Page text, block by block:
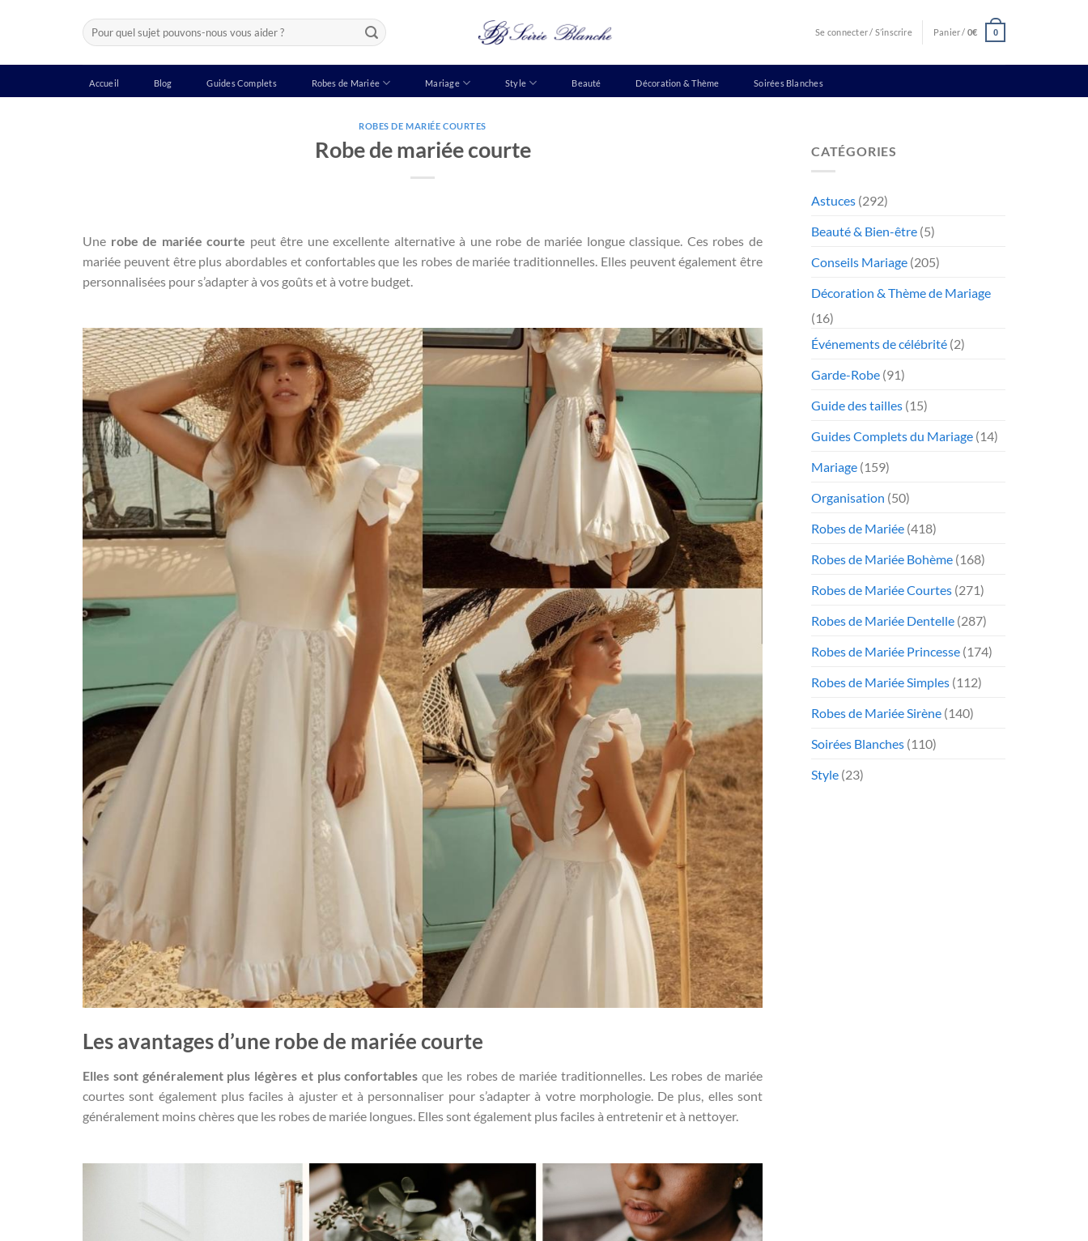
Recherche
pour :
Se connecter / S’inscrire Panier / 0€ 0
Accueil Blog Guides Complets Robes de Mariée Mariage Style Beauté Décoration & Thème Soirées Blanches
ROBES DE MARIÉE COURTES
Robe de mariée courte
Une robe de mariée courte peut être une excellente alternative à une robe de mariée longue classique. Ces robes de
mariée peuvent être plus abordables et confortables que les robes de mariée traditionnelles. Elles peuvent également être
personnalisées pour s’adapter à vos goûts et à votre budget.
Les avantages d’une robe de mariée courte
Elles sont généralement plus légères et plus confortables que les robes de mariée traditionnelles. Les robes de mariée
courtes sont également plus faciles à ajuster et à personnaliser pour s’adapter à votre morphologie. De plus, elles sont
généralement moins chères que les robes de mariée longues. Elles sont également plus faciles à entretenir et à nettoyer.
CATÉGORIES
Astuces (292)
Beauté & Bien-être (5)
Conseils Mariage (205)
Décoration & Thème de Mariage
(16)
Événements de célébrité (2)
Garde-Robe (91)
Guide des tailles (15)
Guides Complets du Mariage (14)
Mariage (159)
Organisation (50)
Robes de Mariée (418)
Robes de Mariée Bohème (168)
Robes de Mariée Courtes (271)
Robes de Mariée Dentelle (287)
Robes de Mariée Princesse (174)
Robes de Mariée Simples (112)
Robes de Mariée Sirène (140)
Soirées Blanches (110)
Style (23)